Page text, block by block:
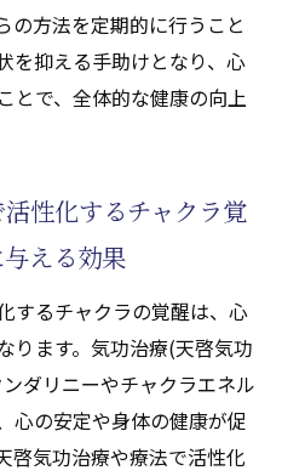
の方法を定期的に行うこと
を抑える手助けとなり、心
とで、全体的な健康の向上
性化するチャクラ覚
える効果
するチャクラの覚醒は、心
ります。気功治療(天啓気功
ダリニーやチャクラエネル
心の安定や身体の健康が促
啓気功治療や療法で活性化